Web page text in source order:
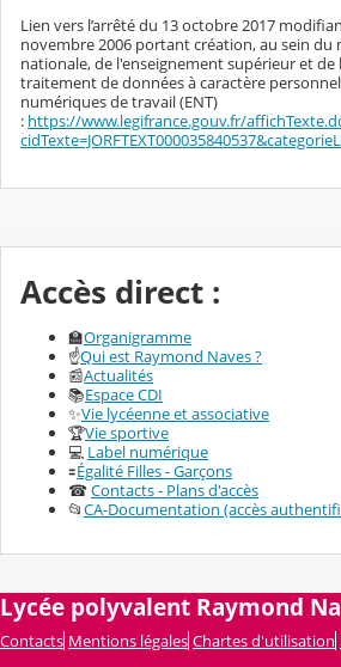
Lien vers l’arrêté du 13 octobre 2017
novembre 2006 portant création, au sein du
nationale, de l'enseignement supérieur et de
traitement de données à caractère
numériques de travail (ENT)
: https://www.legifrance.gouv.fr/
Accès direct :
🏫Organigramme
☝️Qui est Raymond Naves ?
📰Actualités
📚Espace CDI
✨Vie lycéenne et associative
🏆Vie sportive
💻 Label numérique
🟰Égalité Filles - Garçons
☎Contacts - Plans d'accès
📂CA-Documentation (accès
Lycée polyvalent Raymond
Contacts Mentions légales Chartes d'utilisation